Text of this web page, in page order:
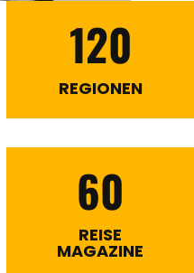
120
REGIONEN
60
REISE
MAGAZINE